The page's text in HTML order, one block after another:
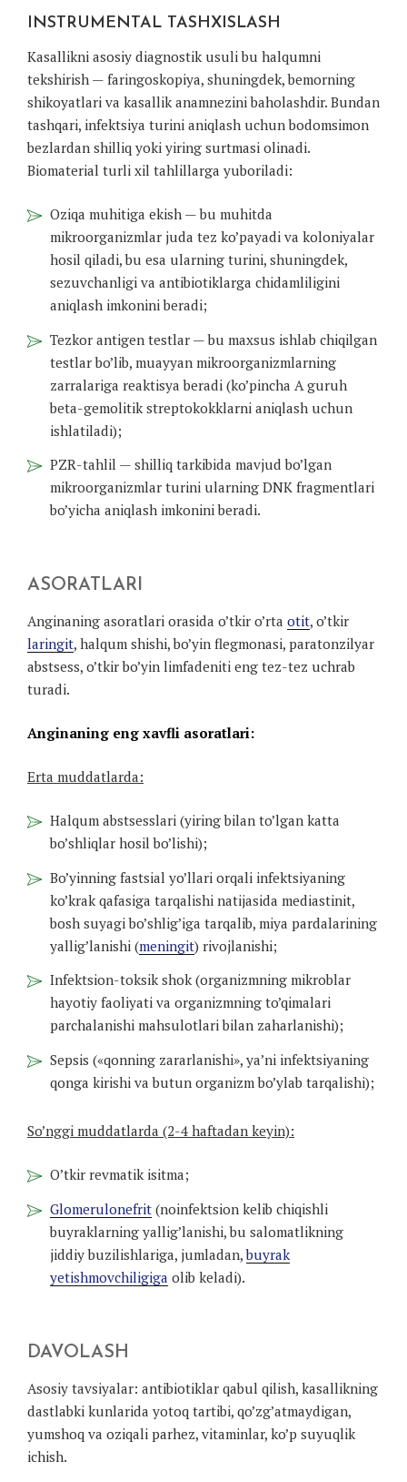
INSTRUMENTAL TASHXISLASH
Kasallikni asosiy diagnostik usuli bu halqumni
tekshirish — faringoskopiya, shuningdek, bemorning
shikoyatlari va kasallik anamnezini baholashdir. Bundan
tashqari, infektsiya turini aniqlash uchun bodomsimon
bezlardan shilliq yoki yiring surtmasi olinadi.
Biomaterial turli xil tahlillarga yuboriladi:
Oziqa muhitiga ekish — bu muhitda
mikroorganizmlar juda tez ko’payadi va koloniyalar
hosil qiladi, bu esa ularning turini, shuningdek,
sezuvchanligi va antibiotiklarga chidamliligini
aniqlash imkonini beradi;
Tezkor antigen testlar — bu maxsus ishlab chiqilgan
testlar bo’lib, muayyan mikroorganizmlarning
zarralariga reaktisya beradi (ko’pincha A guruh
beta-gemolitik streptokokklarni aniqlash uchun
ishlatiladi);
PZR-tahlil — shilliq tarkibida mavjud bo’lgan
mikroorganizmlar turini ularning DNK fragmentlari
bo’yicha aniqlash imkonini beradi.
ASORATLARI
Anginaning asoratlari orasida o’tkir o’rta otit, o’tkir
laringit, halqum shishi, bo’yin flegmonasi, paratonzilyar
abstsess, o’tkir bo’yin limfadeniti eng tez-tez uchrab
turadi.
Anginaning eng xavfli asoratlari:
Erta muddatlarda:
Halqum abstsesslari (yiring bilan to’lgan katta
bo’shliqlar hosil bo’lishi);
Bo’yinning fastsial yo’llari orqali infektsiyaning
ko’krak qafasiga tarqalishi natijasida mediastinit,
bosh suyagi bo’shlig’iga tarqalib, miya pardalarining
yallig’lanishi (meningit) rivojlanishi;
Infektsion-toksik shok (organizmning mikroblar
hayotiy faoliyati va organizmning to’qimalari
parchalanishi mahsulotlari bilan zaharlanishi);
Sepsis («qonning zararlanishi», ya’ni infektsiyaning
qonga kirishi va butun organizm bo’ylab tarqalishi);
So’nggi muddatlarda (2-4 haftadan keyin):
O’tkir revmatik isitma;
Glomerulonefrit (noinfektsion kelib chiqishli
buyraklarning yallig’lanishi, bu salomatlikning
jiddiy buzilishlariga, jumladan,buyrak
yetishmovchiligiga olib keladi).
DAVOLASH
Asosiy tavsiyalar: antibiotiklar qabul qilish, kasallikning
dastlabki kunlarida yotoq tartibi, qo’zg’atmaydigan,
yumshoq va oziqali parhez, vitaminlar, ko’p suyuqlik
ichish.